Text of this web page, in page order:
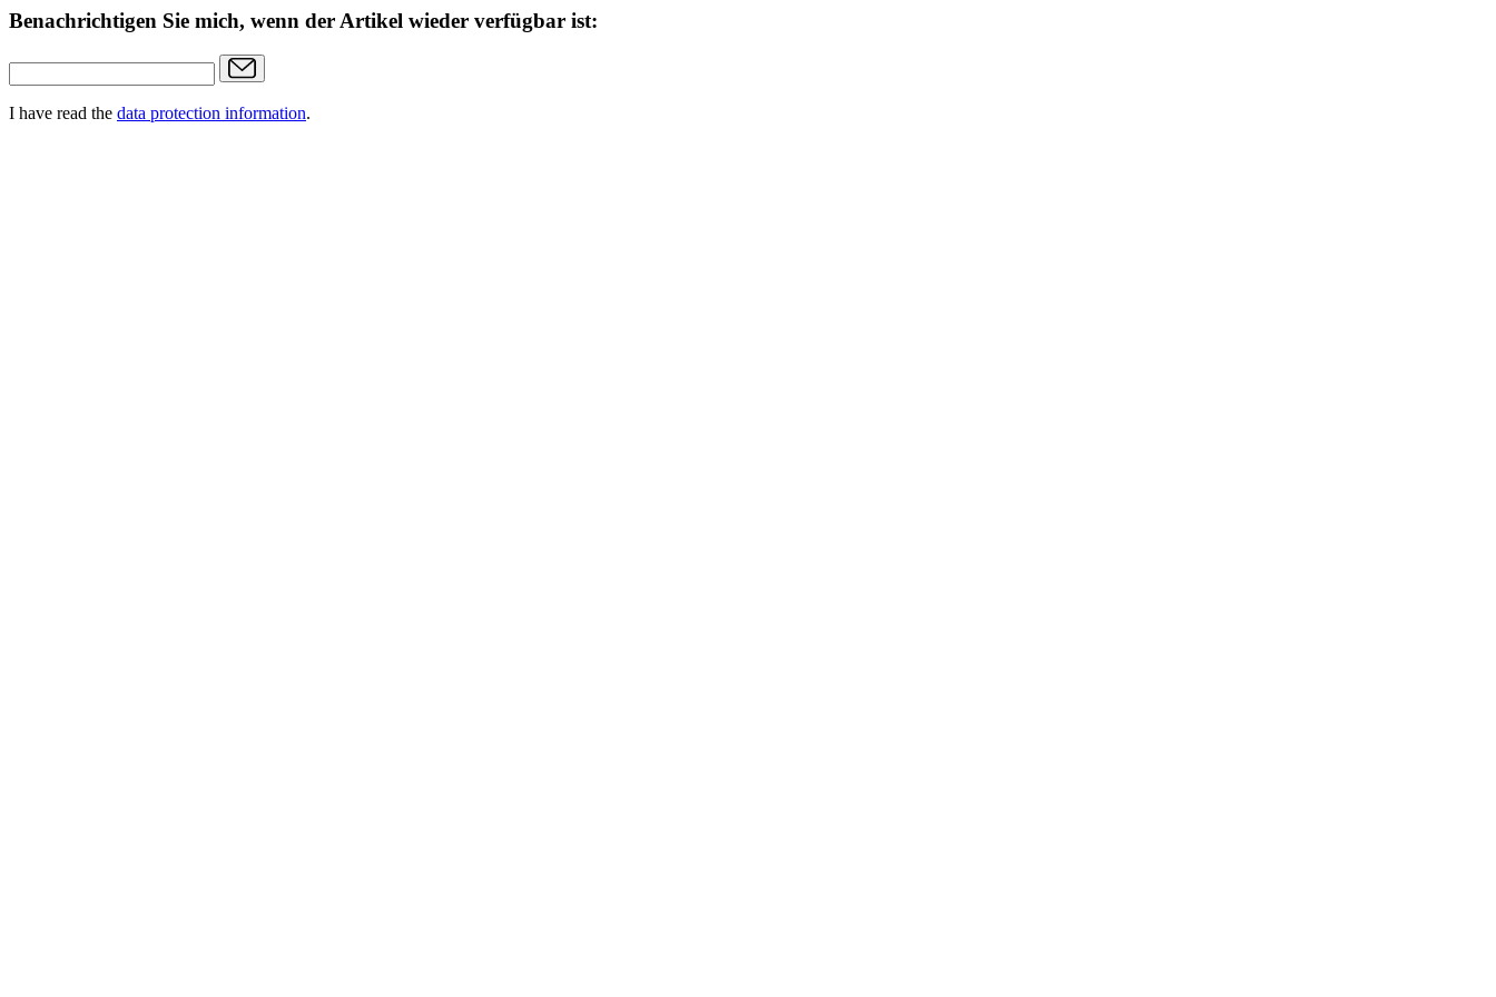
Benachrichtigen Sie mich, wenn der Artikel wieder verfügbar ist:
I have read the data protection information.